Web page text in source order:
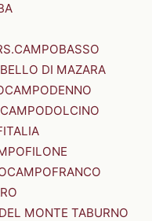
CAMPOBASSO
DI MAZARA
CAMPODENNO
CAMPODOLCINO
CAMPOFRANCO
MONTE TABURNO